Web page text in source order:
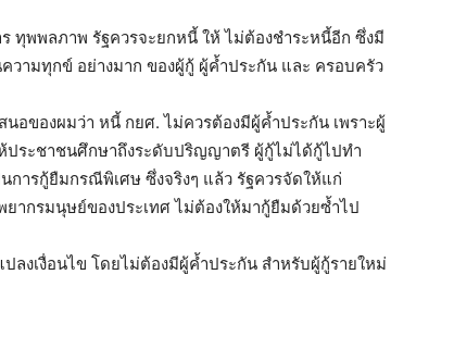
ทุพพลภาพ รัฐควรจะยกหนี้ ให้ ไม่ต้องชำระหนี้อีก ซึ่งมี
วามทุกข์ อย่างมาก ของผู้กู้ ผู้ค้ำประกัน และ ครอบครัว
อของผมว่า หนี้ กยศ. ไม่ควรต้องมีผู้ค้ำประกัน เพราะผู้
ประชาชนศึกษาถึงระดับปริญญาตรี ผู้กู้ไม่ได้กู้ไปทำ
การกู้ยืมกรณีพิเศษ ซึ่งจริงๆ แล้ว รัฐควรจัดให้แก่
ากรมนุษย์ของประเทศ ไม่ต้องให้มากู้ยืมด้วยซ้ำไป
ลงเงื่อนไข โดยไม่ต้องมีผู้ค้ำประกัน สำหรับผู้กู้รายใหม่